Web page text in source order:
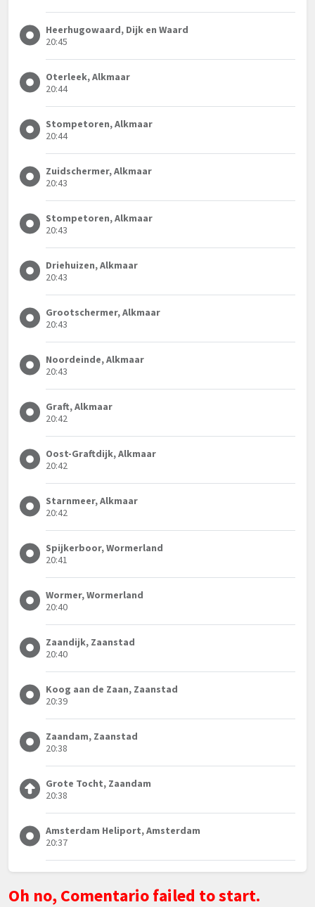
Heerhugowaard, Dijk en Waard
20:45
Oterleek, Alkmaar
20:44
Stompetoren, Alkmaar
20:44
Zuidschermer, Alkmaar
20:43
Stompetoren, Alkmaar
20:43
Driehuizen, Alkmaar
20:43
Grootschermer, Alkmaar
20:43
Noordeinde, Alkmaar
20:43
Graft, Alkmaar
20:42
Oost-Graftdijk, Alkmaar
20:42
Starnmeer, Alkmaar
20:42
Spijkerboor, Wormerland
20:41
Wormer, Wormerland
20:40
Zaandijk, Zaanstad
20:40
Koog aan de Zaan, Zaanstad
20:39
Zaandam, Zaanstad
20:38
Grote Tocht, Zaandam
20:38
Amsterdam Heliport, Amsterdam
20:37
Oh no, Comentario failed to start.